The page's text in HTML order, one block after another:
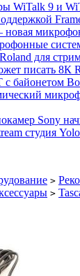
WiTalk 9 и
для
писать 8К
байонетом
Sony
студия
>
>